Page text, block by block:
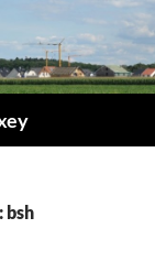
bsh